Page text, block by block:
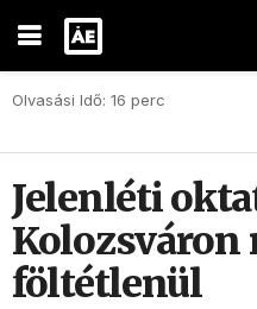
Olvasási Idő: 16 perc
Jelenléti
Kolozsváron
föltétlenül